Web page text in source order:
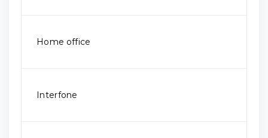
Home office
Interfone